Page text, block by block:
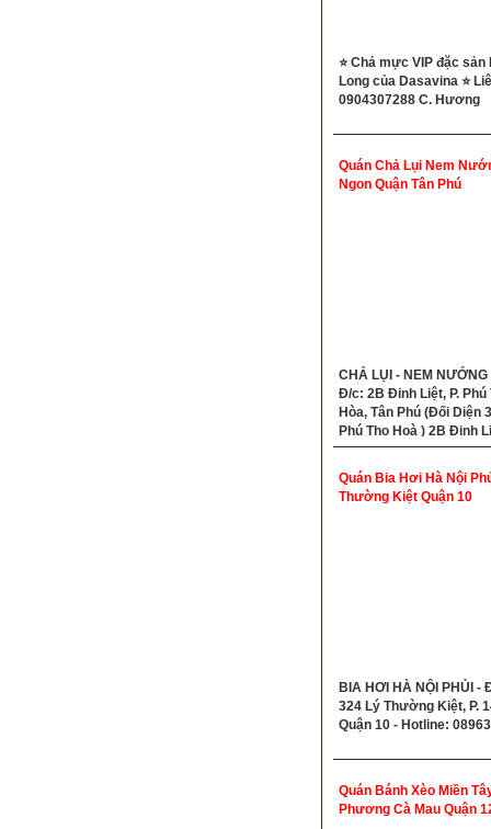
⭐ Chả mực VIP đặc sản
Long của Dasavina ⭐
0904307288 C. Hương
Quán Chả Lụi Nem
Ngon Quận Tân Phú
CHẢ LỤI - NEM NƯỚNG
Đ/c: 2B Đinh Liệt, P. Phú
Hòa, Tân Phú (Đối Diện
Phú Thọ Hoà ) 2B Đinh
Phú Thọ Hòa, Tân Phú (
Đinh Liệt, P. Phú Thọ
TP.HCM)- Tel:
Quán Bia Hơi Hà Nội
Thường Kiệt Quận 10
BIA HƠI HÀ NỘI PHỦI -
324 Lý Thường Kiệt, P.
Quận 10 - Hotline:
Quán Bánh Xèo Miền
Phương Cà Mau Quận